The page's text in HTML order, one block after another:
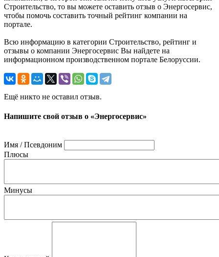
Строительство, то вы можете оставить отзыв о Энергосервис,
чтобы помочь составить точный рейтинг компании на
портале.
Всю информацию в категории Строительство, рейтинг и
отзывы о компании Энергосервис Вы найдете на
информационном производственном портале Белоруссии.
Ещё никто не оставил отзыв.
Напишите свой отзыв о «Энергосервис»
Имя / Псевдоним
Плюсы
Минусы